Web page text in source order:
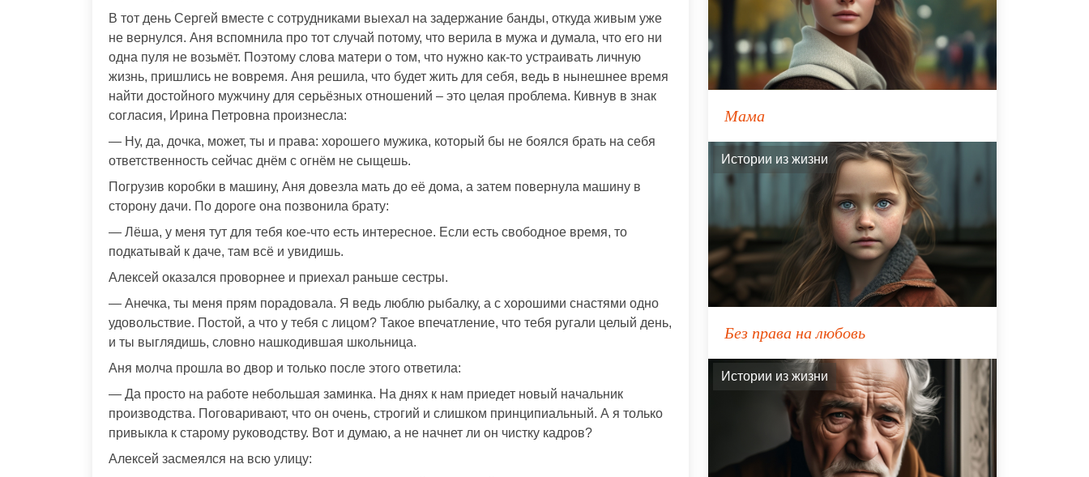
В тот день Сергей вместе с сотрудниками выехал на задержание банды, откуда живым уже
не вернулся. Аня вспомнила про тот случай потому, что верила в мужа и думала, что его ни
одна пуля не возьмёт. Поэтому слова матери о том, что нужно как-то устраивать личную
жизнь, пришлись не вовремя. Аня решила, что будет жить для себя, ведь в нынешнее время
найти достойного мужчину для серьёзных отношений – это целая проблема. Кивнув в знак
согласия, Ирина Петровна произнесла:
— Ну, да, дочка, может, ты и права: хорошего мужика, который бы не боялся брать на себя
ответственность сейчас днём с огнём не сыщешь.
Погрузив коробки в машину, Аня довезла мать до её дома, а затем повернула машину в
сторону дачи. По дороге она позвонила брату:
— Лёша, у меня тут для тебя кое-что есть интересное. Если есть свободное время, то
подкатывай к даче, там всё и увидишь.
Алексей оказался проворнее и приехал раньше сестры.
— Анечка, ты меня прям порадовала. Я ведь люблю рыбалку, а с хорошими снастями одно
удовольствие. Постой, а что у тебя с лицом? Такое впечатление, что тебя ругали целый день,
и ты выглядишь, словно нашкодившая школьница.
Аня молча прошла во двор и только после этого ответила:
— Да просто на работе небольшая заминка. На днях к нам приедет новый начальник
производства. Поговаривают, что он очень, строгий и слишком принципиальный. А я только
привыкла к старому руководству. Вот и думаю, а не начнет ли он чистку кадров?
Алексей засмеялся на всю улицу:
Мама
Истории из жизни
Без права на любовь
Истории из жизни